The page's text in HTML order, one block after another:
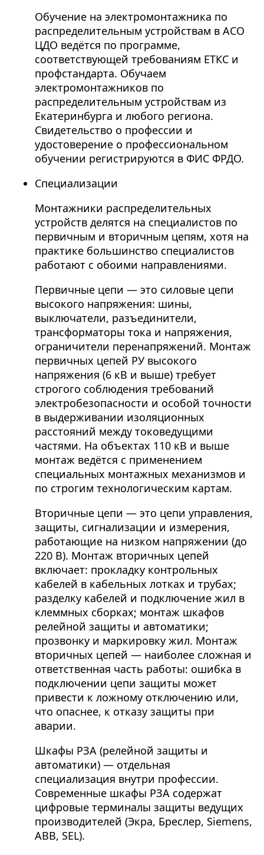
Обучение на электромонтажника по
распределительным устройствам в АСО
ЦДО ведётся по программе,
соответствующей требованиям ЕТКС и
профстандарта. Обучаем
электромонтажников по
распределительным устройствам из
Екатеринбурга и любого региона.
Свидетельство о профессии и
удостоверение о профессиональном
обучении регистрируются в ФИС ФРДО.
Специализации
Монтажники распределительных
устройств делятся на специалистов по
первичным и вторичным цепям, хотя на
практике большинство специалистов
работают с обоими направлениями.
Первичные цепи — это силовые цепи
высокого напряжения: шины,
выключатели, разъединители,
трансформаторы тока и напряжения,
ограничители перенапряжений. Монтаж
первичных цепей РУ высокого
напряжения (6 кВ и выше) требует
строгого соблюдения требований
электробезопасности и особой точности
в выдерживании изоляционных
расстояний между токоведущими
частями. На объектах 110 кВ и выше
монтаж ведётся с применением
специальных монтажных механизмов и
по строгим технологическим картам.
Вторичные цепи — это цепи управления,
защиты, сигнализации и измерения,
работающие на низком напряжении (до
220 В). Монтаж вторичных цепей
включает: прокладку контрольных
кабелей в кабельных лотках и трубах;
разделку кабелей и подключение жил в
клеммных сборках; монтаж шкафов
релейной защиты и автоматики;
прозвонку и маркировку жил. Монтаж
вторичных цепей — наиболее сложная и
ответственная часть работы: ошибка в
подключении цепи защиты может
привести к ложному отключению или,
что опаснее, к отказу защиты при
аварии.
Шкафы РЗА (релейной защиты и
автоматики) — отдельная
специализация внутри профессии.
Современные шкафы РЗА содержат
цифровые терминалы защиты ведущих
производителей (Экра, Бреслер, Siemens,
ABB, SEL).